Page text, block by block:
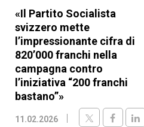
«Il Partito Socialista
svizzero mette
l’impressionante cifra di
820’000 franchi nella
campagna contro
l’iniziativa “200 franchi
bastano”»
11.02.2026